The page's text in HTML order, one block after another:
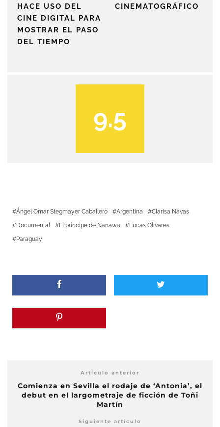
HACE USO DEL
CINE DIGITAL PARA
MOSTRAR EL PASO
DEL TIEMPO
CINEMATOGRÁFICO
9.5
Ángel Omar Stegmayer Caballero Argentina
Clarisa Navas
Documental
El príncipe de Nanawa
Lucas Olivares
Paraguay
Artículo anterior
Comienza en Sevilla el rodaje de ‘Antonia’, el
debut en el largometraje de ficción de Toñi
Martín
Siguiente artículo